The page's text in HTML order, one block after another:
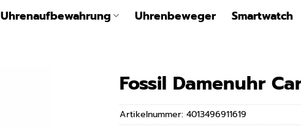
Uhrenaufbewahrung Uhrenbeweger Smartwatch
Fossil Damenuhr
Artikelnummer: 4013496911619